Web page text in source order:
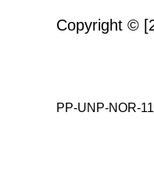
Copyright ©
PP-UNP-NOR-